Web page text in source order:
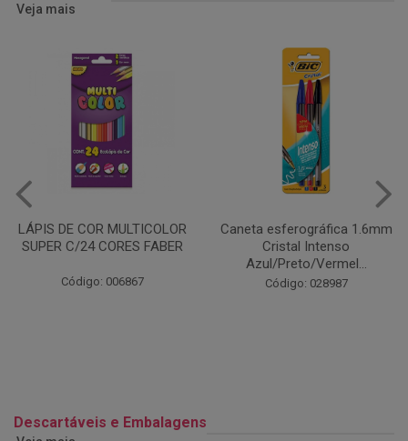
Veja mais
Caneta esferográfica 1.6mm
Cristal Intenso
Código: 028987
COLA EM BASTÃO 40G - LEO
& LEO
Código: 028164
Descartáveis e Embalagens